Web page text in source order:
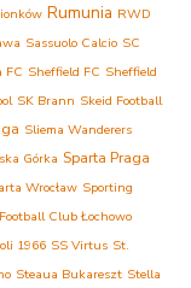
Rumunia RWD
Sassuolo Calcio SC
FC Sheffield FC Sheffield
SK Brann Skeid Football
Sliema Wanderers
Górka Sparta Praga
Wrocław Sporting
Club Łochowo
1966 SS Virtus St.
Steaua Bukareszt Stella